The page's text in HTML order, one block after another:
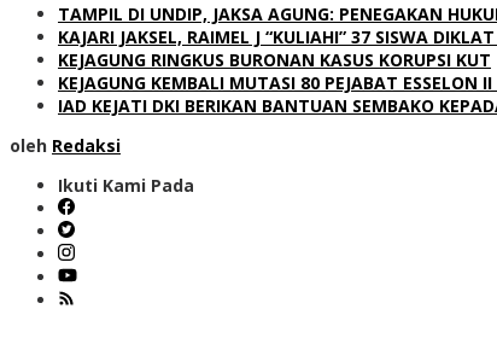
TAMPIL DI UNDIP, JAKSA AGUNG: PENEGAKAN
KAJARI JAKSEL, RAIMEL J “KULIAHI” 37 SISWA
KEJAGUNG RINGKUS BURONAN KASUS KORUPSI KUT
KEJAGUNG KEMBALI MUTASI 80 PEJABAT ESSELON
IAD KEJATI DKI BERIKAN BANTUAN SEMBAKO
oleh Redaksi
Ikuti Kami Pada